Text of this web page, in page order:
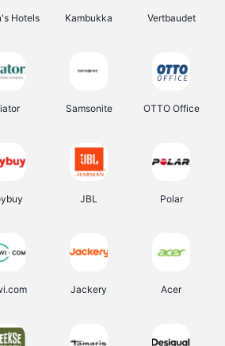
Hotels Kambukka Vertbaudet
Samsonite OTTO Office
JBL Polar
Jackery Acer